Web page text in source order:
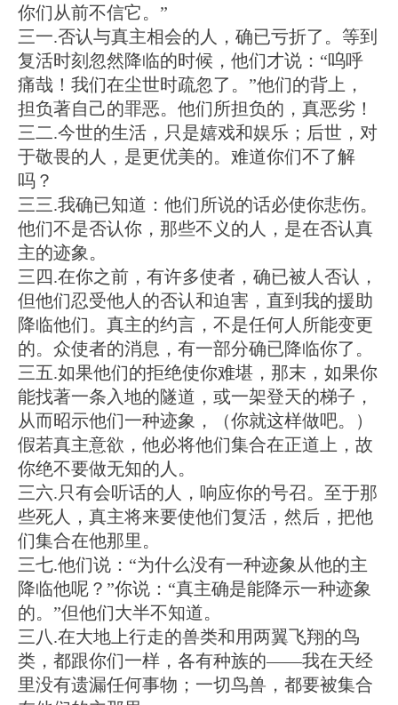
你们从前不信它。”
三一.否认与真主相会的人，确已亏折了。等到
复活时刻忽然降临的时候，他们才说：“呜呼
痛哉！我们在尘世时疏忽了。”他们的背上，
担负著自己的罪恶。他们所担负的，真恶劣！
三二.今世的生活，只是嬉戏和娱乐；后世，对
于敬畏的人，是更优美的。难道你们不了解
吗？
三三.我确已知道：他们所说的话必使你悲伤。
他们不是否认你，那些不义的人，是在否认真
主的迹象。
三四.在你之前，有许多使者，确已被人否认，
但他们忍受他人的否认和迫害，直到我的援助
降临他们。真主的约言，不是任何人所能变更
的。众使者的消息，有一部分确已降临你了。
三五.如果他们的拒绝使你难堪，那末，如果你
能找著一条入地的隧道，或一架登天的梯子，
从而昭示他们一种迹象，（你就这样做吧。）
假若真主意欲，他必将他们集合在正道上，故
你绝不要做无知的人。
三六.只有会听话的人，响应你的号召。至于那
些死人，真主将来要使他们复活，然后，把他
们集合在他那里。
三七.他们说：“为什么没有一种迹象从他的主
降临他呢？”你说：“真主确是能降示一种迹象
的。”但他们大半不知道。
三八.在大地上行走的兽类和用两翼飞翔的鸟
类，都跟你们一样，各有种族的——我在天经
里没有遗漏任何事物；一切鸟兽，都要被集合